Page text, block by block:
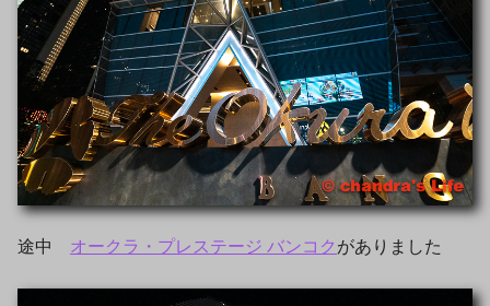
途中 オークラ・プレステージ バンコク がありました